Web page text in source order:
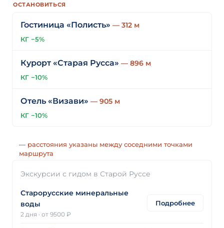
ОСТАНОВИТЬСЯ
Гостиница «Полисть» — 312 м
КГ −5%
Курорт «Старая Русса» — 896 м
КГ −10%
Отель «Визави» — 905 м
КГ −10%
— расстояния указаны между соседними точками
маршрута
Экскурсии с гидом в Старой Руссе
Старорусские минеральные
воды
2 дня · от 9500 ₽
Подробнее